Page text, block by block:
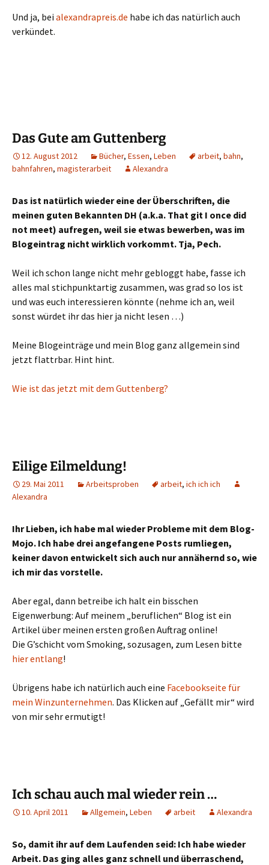
Und ja, bei alexandrapreis.de habe ich das natürlich auch
verkündet.
Das Gute am Guttenberg
12. August 2012 Bücher, Essen, Leben arbeit, bahn,
bahnfahren, magisterarbeit Alexandra
Das ist natürlich wieder eine der Überschriften, die
meinen guten Bekannten DH (a.k.a. That git I once did
not meet) aufregen, weil sie etwas bewerben, was im
Blogeintrag nicht wirklich vorkommt. Tja, Pech.
Weil ich schon lange nicht mehr gebloggt habe, fasse ich
alles mal stichpunktartig zusammen, was grad so los ist
und was euch interessieren könnte (nehme ich an, weil
sonst würdet ihr das hier ja nicht lesen …)
Meine Blogeinträge und mein Blog ganz allgemein sind
jetzt flattrbar. Hint hint.
Wie ist das jetzt mit dem Guttenberg?
Eilige Eilmeldung!
29. Mai 2011 Arbeitsproben arbeit, ich ich ich
Alexandra
Ihr Lieben, ich habe mal wieder Probleme mit dem Blog-
Mojo. Ich habe drei angefangene Posts rumliegen,
keiner davon entwickelt sich auch nur annähernd so, wie
ich mir das vorstelle.
Aber egal, dann betreibe ich halt ein bisschen
Eigenwerbung: Auf meinem „beruflichen“ Blog ist ein
Artikel über meinen ersten großen Auftrag online!
Die G’schicht vom Smoking, sozusagen, zum Lesen bitte
hier entlang!
Übrigens habe ich natürlich auch eine Facebookseite für
mein Winzunternehmen. Das Klicken auf „Gefällt mir“ wird
von mir sehr ermutigt!
Ich schau auch mal wieder rein …
10. April 2011 Allgemein, Leben arbeit Alexandra
So, damit ihr auf dem Laufenden seid: Ich habe wieder
Arbeit. Das ging alles ganz schnell und überraschend,